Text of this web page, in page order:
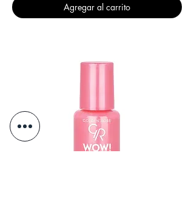
Agregar al carrito